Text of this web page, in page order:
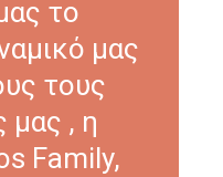
το
μας
τους
μας , η
Family,